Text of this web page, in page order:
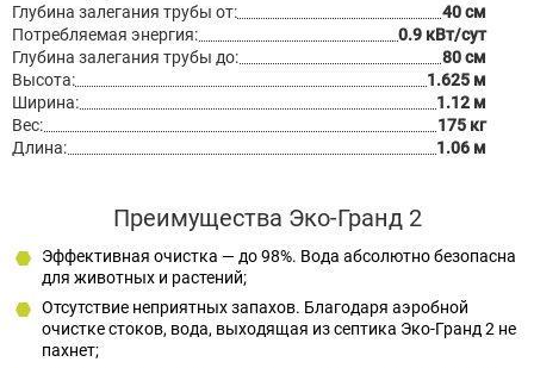
Глубина залегания трубы от:
40 см
Потребляемая энергия:
0.9 кВт/сут
Глубина залегания трубы до:
80 см
Высота:
1.625 м
Ширина:
1.12 м
Вес:
175 кг
Длина:
1.06 м
Преимущества Эко-Гранд 2
Эффективная очистка — до 98%. Вода абсолютно безопасна
для животных и растений;
Отсутствие неприятных запахов. Благодаря аэробной
очистке стоков, вода, выходящая из септика Эко-Гранд 2 не
пахнет;